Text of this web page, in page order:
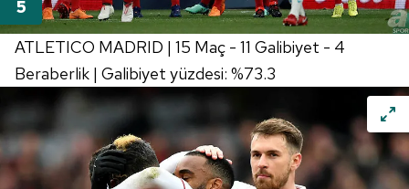
ATLETICO MADRID | 15 Maç - 11 Galibiyet - 4
Beraberlik | Galibiyet yüzdesi: %73.3